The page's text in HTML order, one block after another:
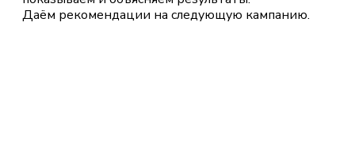
Даём рекомендации на следующую кампанию.